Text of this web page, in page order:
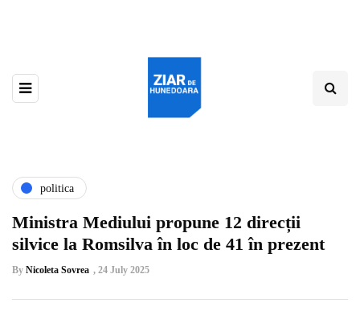
politica
Ministra Mediului propune 12 direcții
silvice la Romsilva în loc de 41 în prezent
By Nicoleta Sovrea , 24 July 2025